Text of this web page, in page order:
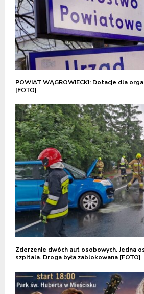
POWIAT WĄGROWIECKI: Dotacje dla
[FOTO]
Zderzenie dwóch aut osobowych. Jedna
szpitala. Droga była zablokowana [FOTO]